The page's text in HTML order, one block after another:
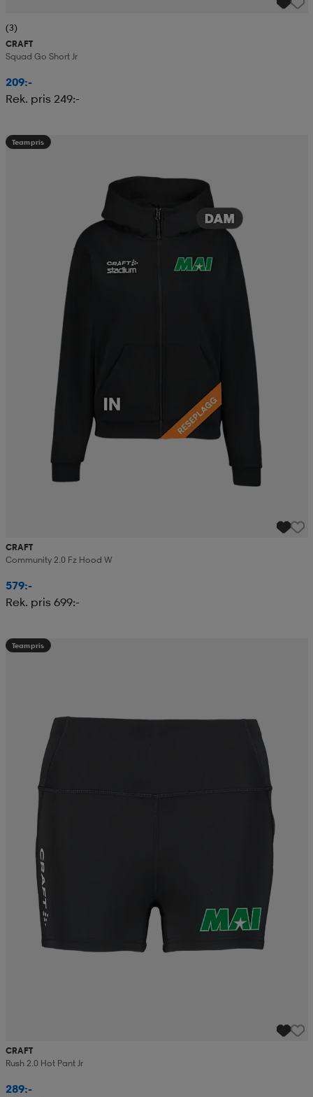
(3)
CRAFT
Squad Go Short Jr
209:-
Rek. pris 249:-
Teampris
CRAFT
Community 2.0 Fz Hood W
579:-
Rek. pris 699:-
Teampris
CRAFT
Rush 2.0 Hot Pant Jr
289:-